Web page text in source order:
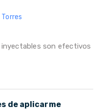
son efectivos
de aplicarme